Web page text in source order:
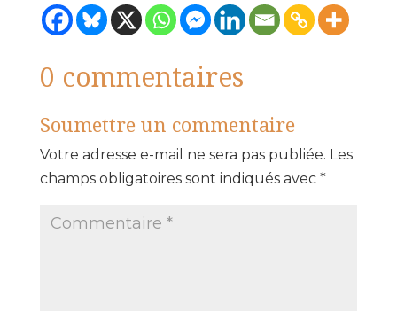
0 commentaires
Soumettre un commentaire
Votre adresse e-mail ne sera pas publiée. Les
champs obligatoires sont indiqués avec *